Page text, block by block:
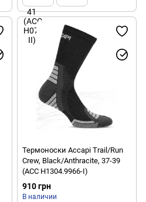
Термоноски Accapi Trail/Run
Crew, Black/Anthracite, 37-39
(ACC H1304.9966-I)
910 грн
В наличии